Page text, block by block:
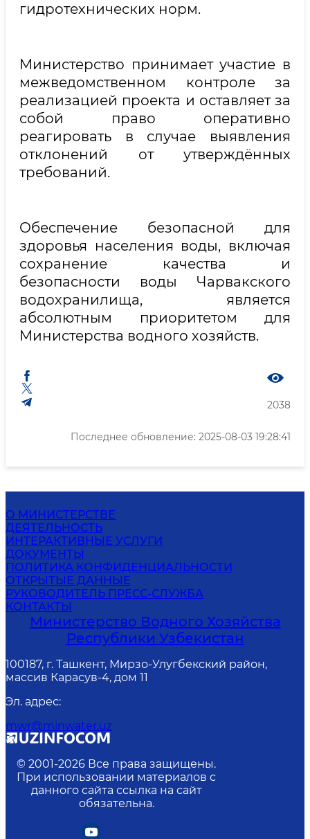
гидротехнических норм.
Министерство принимает участие в
межведомственном контроле за
реализацией проекта и оставляет за
собой право оперативно
реагировать в случае выявления
отклонений от утверждённых
требований.
Обеспечение безопасной для
здоровья населения воды, включая
сохранение качества и
безопасности воды Чарвакского
водохранилища, является
абсолютным приоритетом для
Министерства водного хозяйств.
2038
Последнее обновление: 2025-08-03 19:28:41
О МИНИСТЕРСТВЕ
ДЕЯТЕЛЬНОСТЬ
ИНТЕРАКТИВНЫЕ УСЛУГИ
ДОКУМЕНТЫ
ПОЛИТИКА КОНФИДЕНЦИАЛЬНОСТИ
ОТКРЫТЫЕ ДАННЫЕ
РУКОВОДИТЕЛЬ ПРЕСС-СЛУЖБА
КОНТАКТЫ
Министерство Водного Хозяйства
Республики Узбекистан
100187, г. Ташкент, Мирзо-Улугбекский район,
массив Карасув-4, дом 11
Эл. адрес:
mwr@minwater.uz
© 2001-2026 Все права защищены.
При использовании материалов с
данного сайта ссылка на сайт
обязательна.